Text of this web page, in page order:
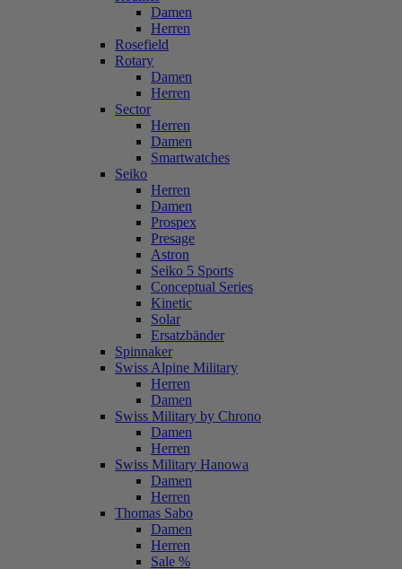
Damen
Herren
Rosefield
Rotary
Damen
Herren
Sector
Herren
Damen
Smartwatches
Seiko
Herren
Damen
Prospex
Presage
Astron
Seiko 5 Sports
Conceptual Series
Kinetic
Solar
Ersatzbänder
Spinnaker
Swiss Alpine Military
Herren
Damen
Swiss Military by Chrono
Damen
Herren
Swiss Military Hanowa
Damen
Herren
Thomas Sabo
Damen
Herren
Sale %